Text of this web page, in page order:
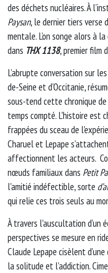
des déchets nucléaires. À
Paysan, le dernier tiers verse
mentale. L’on songe alors à
dans THX 1138, premier film
L’abrupte conversation sur
de-Seine et d’Occitanie,
sous-tend cette chronique
temps compté. L'histoire est
frappées du sceau de
Charuel et Lepape
affectionnent les acteurs.
nœuds familiaux dans Petit
l'amitié indéfectible, sorte
qui relie ces trois seuls au
À travers l'auscultation d’un
perspectives se mesure en
Claude Lepape cisèlent
la solitude et l’addiction.